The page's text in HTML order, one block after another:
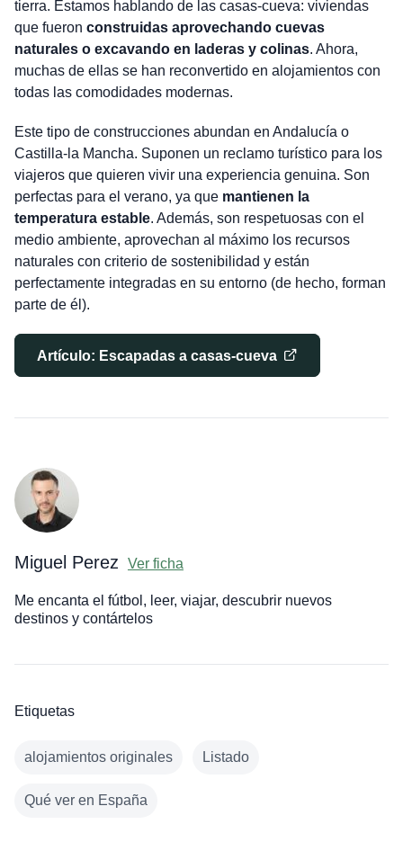
tierra. Estamos hablando de las casas-cueva: viviendas
que fueron construidas aprovechando cuevas
naturales o excavando en laderas y colinas. Ahora,
muchas de ellas se han reconvertido en alojamientos con
todas las comodidades modernas.
Este tipo de construcciones abundan en Andalucía o
Castilla-la Mancha. Suponen un reclamo turístico para los
viajeros que quieren vivir una experiencia genuina. Son
perfectas para el verano, ya que mantienen la
temperatura estable. Además, son respetuosas con el
medio ambiente, aprovechan al máximo los recursos
naturales con criterio de sostenibilidad y están
perfectamente integradas en su entorno (de hecho, forman
parte de él).
Artículo: Escapadas a casas-cueva
Miguel Perez Ver ficha
Me encanta el fútbol, leer, viajar, descubrir nuevos
destinos y contártelos
Etiquetas
alojamientos originales Listado
Qué ver en España